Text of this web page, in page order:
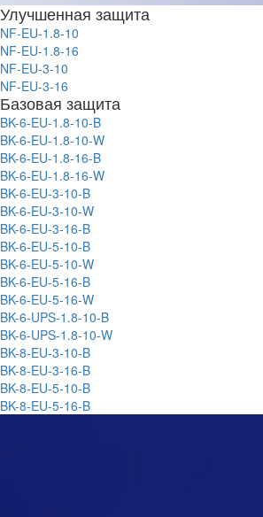
Улучшенная защита
NF-EU-1.8-10
NF-EU-1.8-16
NF-EU-3-10
NF-EU-3-16
Базовая защита
BK-6-EU-1.8-10-B
BK-6-EU-1.8-10-W
BK-6-EU-1.8-16-B
BK-6-EU-1.8-16-W
BK-6-EU-3-10-B
BK-6-EU-3-10-W
BK-6-EU-3-16-B
BK-6-EU-5-10-B
BK-6-EU-5-10-W
BK-6-EU-5-16-B
BK-6-EU-5-16-W
BK-6-UPS-1.8-10-B
BK-6-UPS-1.8-10-W
BK-8-EU-3-10-B
BK-8-EU-3-16-B
BK-8-EU-5-10-B
BK-8-EU-5-16-B